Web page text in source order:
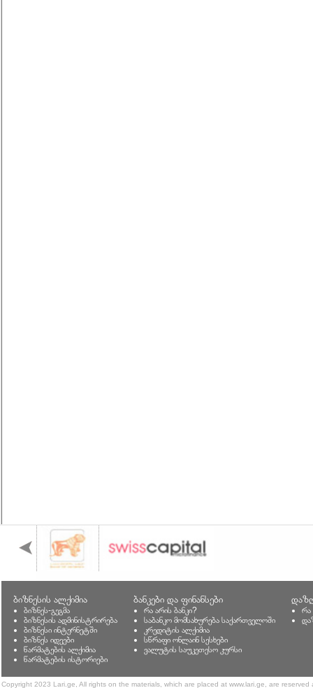
ბიზნესის ალქიმია
ბიზნეს-გეგმა
ბიზნესის ადმინისტრირება
ბიზნესი ინტერნეტში
ბიზნეს იდეები
წარმატების ალქიმია
წარმატების ისტორიები
ბანკები და ფინანსები
რა არის ბანკი?
საბანკო მომსახურება საქართველოში
კრედიტის ალქიმია
სწრაფი ონლაინ სესხები
ვალუტის საუკეთესო კურსი
რა
Copyright 2023 Lari.ge, All rights on the materials, which are placed at www.lari.ge, are